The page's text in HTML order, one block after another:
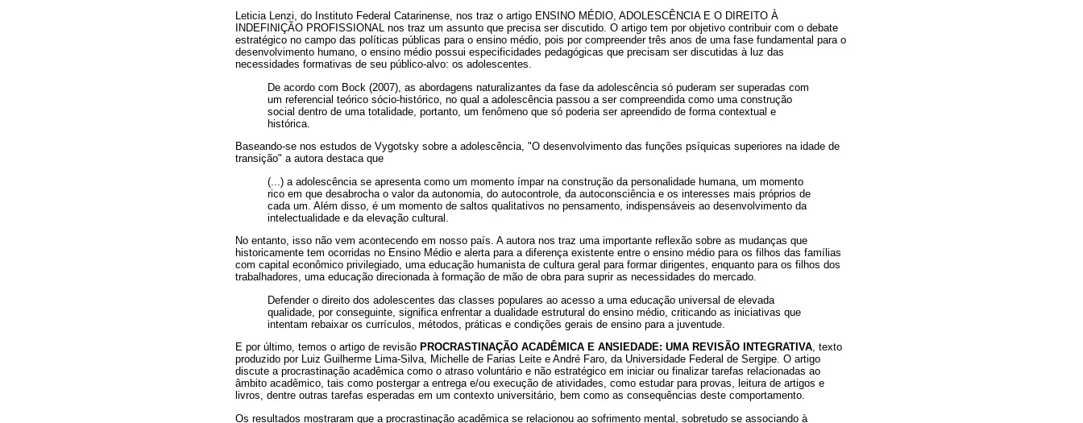
Leticia Lenzi, do Instituto Federal Catarinense, nos traz o artigo ENSINO MÉDIO, ADOLESCÊNCIA E O DIREITO À
INDEFINIÇÃO PROFISSIONAL nos traz um assunto que precisa ser discutido. O artigo tem por objetivo contribuir com o debate
estratégico no campo das políticas públicas para o ensino médio, pois por compreender três anos de uma fase fundamental para o
desenvolvimento humano, o ensino médio possui especificidades pedagógicas que precisam ser discutidas à luz das
necessidades formativas de seu público-alvo: os adolescentes.
De acordo com Bock (2007), as abordagens naturalizantes da fase da adolescência só puderam ser superadas com
um referencial teórico sócio-histórico, no qual a adolescência passou a ser compreendida como uma construção
social dentro de uma totalidade, portanto, um fenômeno que só poderia ser apreendido de forma contextual e
histórica.
Baseando-se nos estudos de Vygotsky sobre a adolescência, "O desenvolvimento das funções psíquicas superiores na idade de
transição" a autora destaca que
(...) a adolescência se apresenta como um momento ímpar na construção da personalidade humana, um momento
rico em que desabrocha o valor da autonomia, do autocontrole, da autoconsciência e os interesses mais próprios de
cada um. Além disso, é um momento de saltos qualitativos no pensamento, indispensáveis ao desenvolvimento da
intelectualidade e da elevação cultural.
No entanto, isso não vem acontecendo em nosso país. A autora nos traz uma importante reflexão sobre as mudanças que
historicamente tem ocorridas no Ensino Médio e alerta para a diferença existente entre o ensino médio para os filhos das famílias
com capital econômico privilegiado, uma educação humanista de cultura geral para formar dirigentes, enquanto para os filhos dos
trabalhadores, uma educação direcionada à formação de mão de obra para suprir as necessidades do mercado.
Defender o direito dos adolescentes das classes populares ao acesso a uma educação universal de elevada
qualidade, por conseguinte, significa enfrentar a dualidade estrutural do ensino médio, criticando as iniciativas que
intentam rebaixar os currículos, métodos, práticas e condições gerais de ensino para a juventude.
E por último, temos o artigo de revisão PROCRASTINAÇÃO ACADÊMICA E ANSIEDADE: UMA REVISÃO INTEGRATIVA, texto
produzido por Luiz Guilherme Lima-Silva, Michelle de Farias Leite e André Faro, da Universidade Federal de Sergipe. O artigo
discute a procrastinação acadêmica como o atraso voluntário e não estratégico em iniciar ou finalizar tarefas relacionadas ao
âmbito acadêmico, tais como postergar a entrega e/ou execução de atividades, como estudar para provas, leitura de artigos e
livros, dentre outras tarefas esperadas em um contexto universitário, bem como as consequências deste comportamento.
Os resultados mostraram que a procrastinação acadêmica se relacionou ao sofrimento mental, sobretudo se associando à